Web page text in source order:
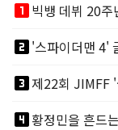
looks_one빅뱅 데뷔 20
looks_two'스파이더맨 4'
looks_3제22회 JIMFF
looks_4